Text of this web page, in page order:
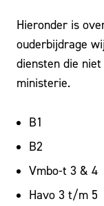
Hieronder is
ouderbijdrage
diensten die
ministerie.
B1
B2
Vmbo-t 3 & 4
Havo 3 t/m 5